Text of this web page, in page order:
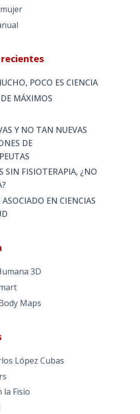
POCO ES CIENCIA
MÁXIMOS
Y NO TAN NUEVAS
DE
SIN FISIOTERAPIA, ¿NO
ASOCIADO EN CIENCIAS
3D
Maps
López Cubas
la Fisio